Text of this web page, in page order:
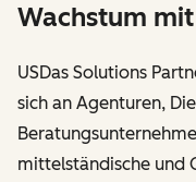
Wachstum
USDas Solutions
sich an Agenturen,
mittelständische und